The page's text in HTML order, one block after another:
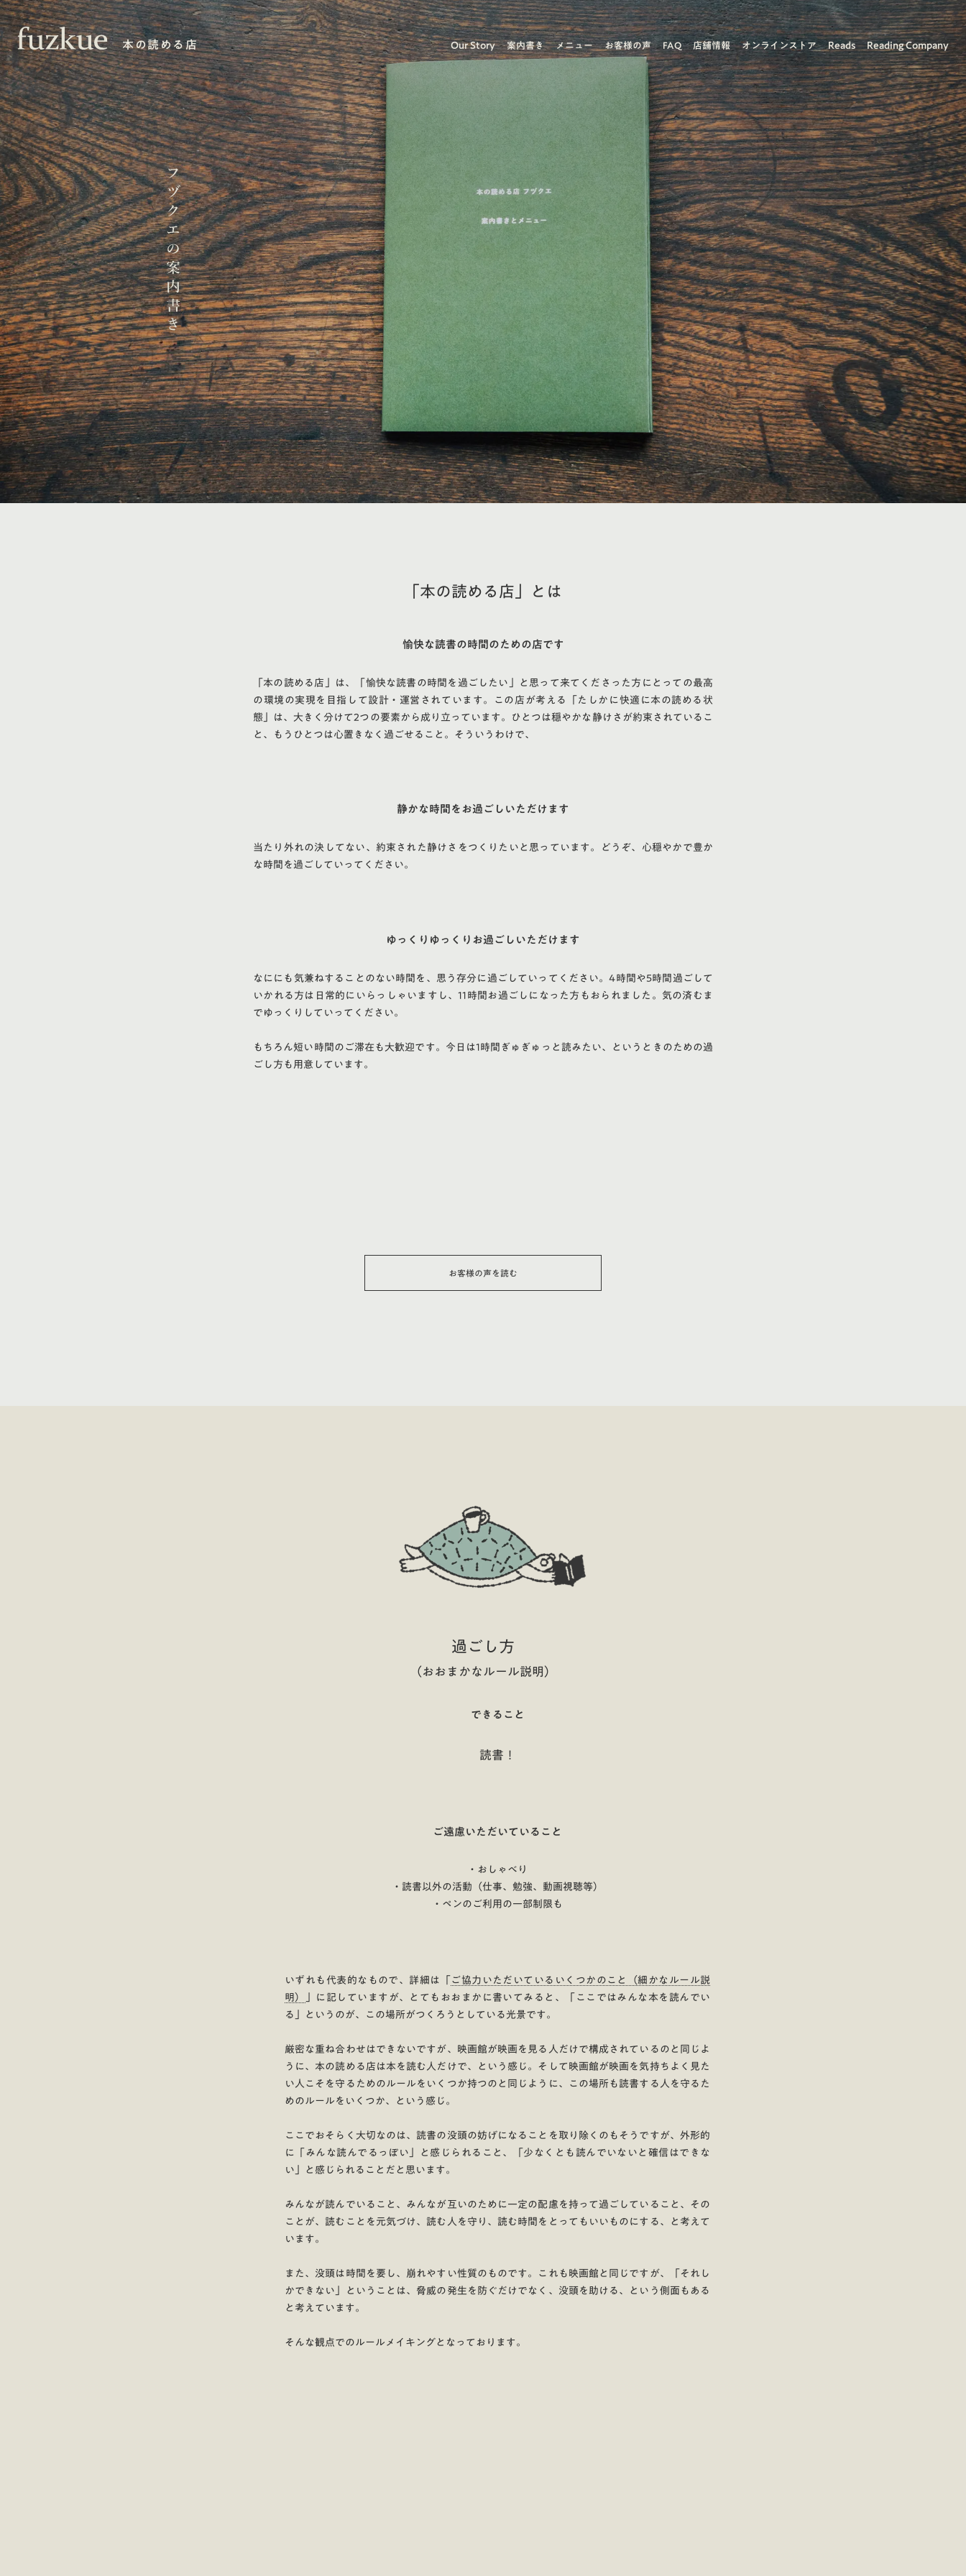
本の読める店 Our Story 案内書き メニュー お客様の声 FAQ 店舗情報 オンラインストア Reads Reading Company
「本の読める店」とは
愉快な読書の時間のための店です
「本の読める店」は、「愉快な読書の時間を過ごしたい」と思って来てくださった方にとっての最高
の環境の実現を目指して設計・運営されています。この店が考える「たしかに快適に本の読める状
態」は、大きく分けて2つの要素から成り立っています。ひとつは穏やかな静けさが約束されているこ
と、もうひとつは心置きなく過ごせること。そういうわけで、
静かな時間をお過ごしいただけます
当たり外れの決してない、約束された静けさをつくりたいと思っています。どうぞ、心穏やかで豊か
な時間を過ごしていってください。
ゆっくりゆっくりお過ごしいただけます
なににも気兼ねすることのない時間を、思う存分に過ごしていってください。4時間や5時間過ごして
いかれる方は日常的にいらっしゃいますし、11時間お過ごしになった方もおられました。気の済むま
でゆっくりしていってください。
もちろん短い時間のご滞在も大歓迎です。今日は1時間ぎゅぎゅっと読みたい、というときのための過
ごし方も用意しています。
お客様の声を読む
過ごし方
（おおまかなルール説明）
できること
読書！
ご遠慮いただいていること
・おしゃべり
・読書以外の活動（仕事、勉強、動画視聴等）
・ペンのご利用の一部制限も
いずれも代表的なもので、詳細は「
ご協力いただいているいくつかのこと（細かなルール説
明）
」に記していますが、とてもおおまかに書いてみると、「ここではみんな本を読んでい
る」というのが、この場所がつくろうとしている光景です。
厳密な重ね合わせはできないですが、映画館が映画を見る人だけで構成されているのと同じよ
うに、本の読める店は本を読む人だけで、という感じ。そして映画館が映画を気持ちよく見た
い人こそを守るためのルールをいくつか持つのと同じように、この場所も読書する人を守るた
めのルールをいくつか、という感じ。
ここでおそらく大切なのは、読書の没頭の妨げになることを取り除くのもそうですが、外形的
に「みんな読んでるっぽい」と感じられること、「少なくとも読んでいないと確信はできな
い」と感じられることだと思います。
みんなが読んでいること、みんなが互いのために一定の配慮を持って過ごしていること、その
ことが、読むことを元気づけ、読む人を守り、読む時間をとってもいいものにする、と考えて
います。
また、没頭は時間を要し、崩れやすい性質のものです。これも映画館と同じですが、「それし
かできない」ということは、脅威の発生を防ぐだけでなく、没頭を助ける、という側面もある
と考えています。
そんな観点でのルールメイキングとなっております。